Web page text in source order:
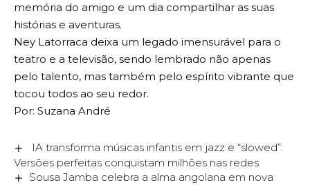
memória do amigo e um dia compartilhar as suas
histórias e aventuras.
Ney Latorraca deixa um legado imensurável para o
teatro e a televisão, sendo lembrado não apenas
pelo talento, mas também pelo espírito vibrante que
tocou todos ao seu redor.
Por: Suzana André
IA transforma músicas infantis em jazz e “slowed”:
Versões perfeitas conquistam milhões nas redes
Sousa Jamba celebra a alma angolana em nova